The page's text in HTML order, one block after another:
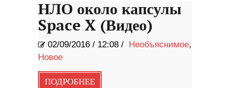
НЛО около капсулы
Space X (Видео)
02/09/2016 / 12:08 / Необъяснимое,
Новое
ПОДРОБНЕЕ